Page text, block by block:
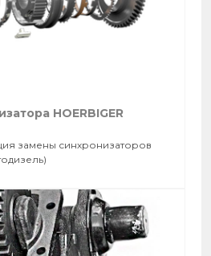
HOERBIGER
замены синхронизаторов